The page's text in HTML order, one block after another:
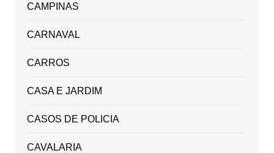
CAMPINAS
CARNAVAL
CARROS
CASA E JARDIM
CASOS DE POLICIA
CAVALARIA